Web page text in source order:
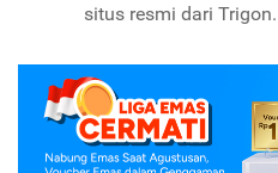
situs resmi dari Trigon.